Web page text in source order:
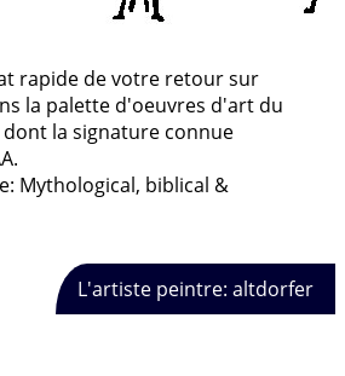
rapide de votre retour sur
la palette d'oeuvres d'art du
dont la signature connue
Mythological, biblical &
L'artiste peintre: altdorfer